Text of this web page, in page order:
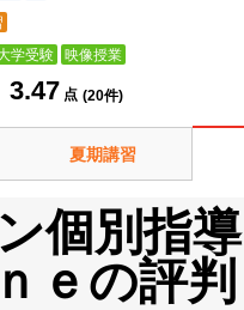
学受験 映像授業
3.47 点 (20件)
夏期講習
個別指
ｅの評